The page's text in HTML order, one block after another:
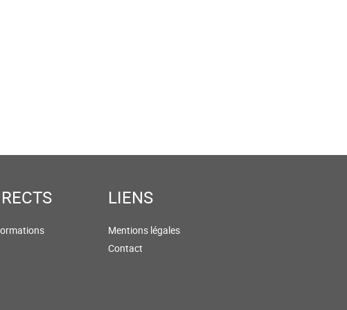
LIENS
Mentions légales
Contact